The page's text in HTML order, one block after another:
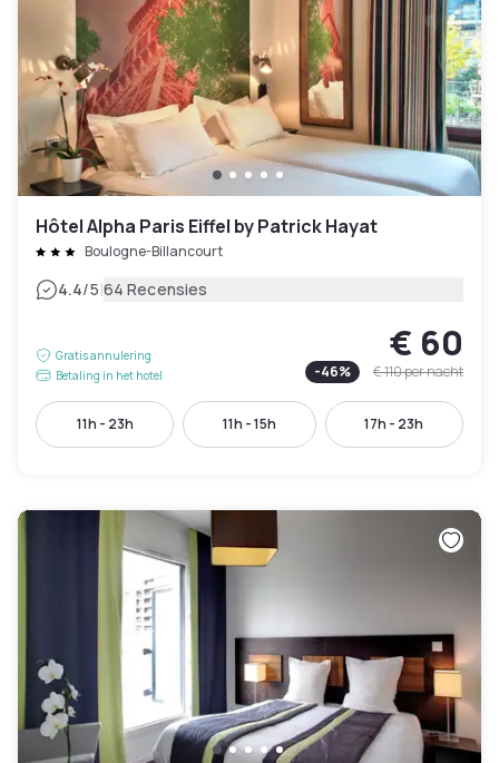
Hôtel Alpha Paris Eiffel by Patrick Hayat
Boulogne-Billancourt
4.4/5|64 Recensies
Gratis annulering
Betaling in het hotel
€ 60
-46% € 110per nacht
11h - 23h 11h - 15h 17h - 23h